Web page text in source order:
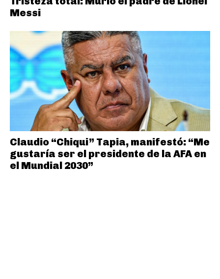
Messi
Claudio “Chiqui” Tapia, manifestó: “Me
gustaría ser el presidente de la AFA en
el Mundial 2030”